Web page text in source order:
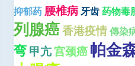
抑郁药 腰椎病牙齿药物毒
列腺癌香港疫情傳染
弯甲亢宫颈癌帕金